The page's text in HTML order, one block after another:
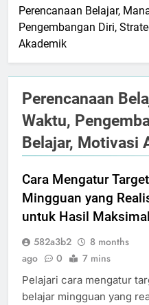
Perencanaan Belajar,
Pengembangan Diri,
Akademik
Perencanaan
Waktu,
Belajar, Motivasi
Cara Mengatur
Mingguan yang
untuk Hasil Maksimal
582a3b2
8 months
ago
0 7 mins
Pelajari cara mengatur
belajar mingguan yang